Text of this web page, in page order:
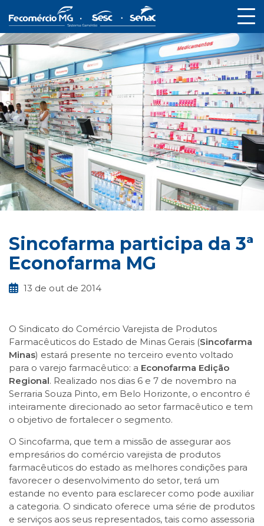
Sincofarma participa da 3ª
Econofarma MG
13 de out de 2014
O Sindicato do Comércio Varejista de Produtos
Farmacêuticos do Estado de Minas Gerais (Sincofarma
Minas) estará presente no terceiro evento voltado
para o varejo farmacêutico: a Econofarma Edição
Regional. Realizado nos dias 6 e 7 de novembro na
Serraria Souza Pinto, em Belo Horizonte, o encontro é
inteiramente direcionado ao setor farmacêutico e tem
o objetivo de fortalecer o segmento.
O Sincofarma, que tem a missão de assegurar aos
empresários do comércio varejista de produtos
farmacêuticos do estado as melhores condições para
favorecer o desenvolvimento do setor, terá um
estande no evento para esclarecer como pode auxiliar
a categoria. O sindicato oferece uma série de produtos
e serviços aos seus representados, tais como assessoria